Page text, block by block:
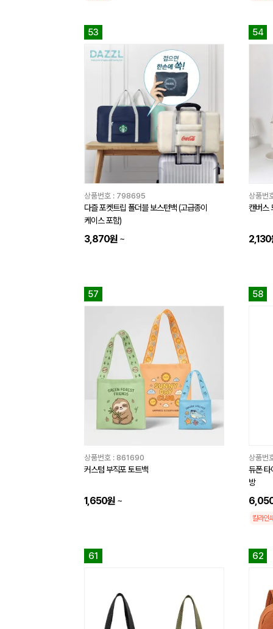
53
상품번호 : 798695
다즐 포켓트립 폴더블 보스턴백 (고급종이
케이스 포함)
3,870원 ~
54
상품번
캔버스
2,130
57
상품번호 : 861690
커스텀 부직포 토트백
1,650원 ~
58
상품번
듀폰 타
방
칼라인
61 62